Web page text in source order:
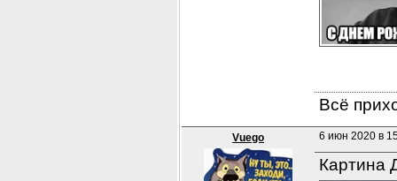
Всё
Vuego 6 июн 2020 в
Картина